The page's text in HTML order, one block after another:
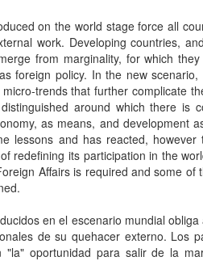
on the world stage force all
work. Developing countries,
from marginality, for which
foreign policy. In the new
trends that further complicate
around which there is
as means, and development
lessons and has reacted,
redefining its participation in the
Affairs is required and some of
en el escenario mundial
de su quehacer externo. Los
"la" oportunidad para salir de la